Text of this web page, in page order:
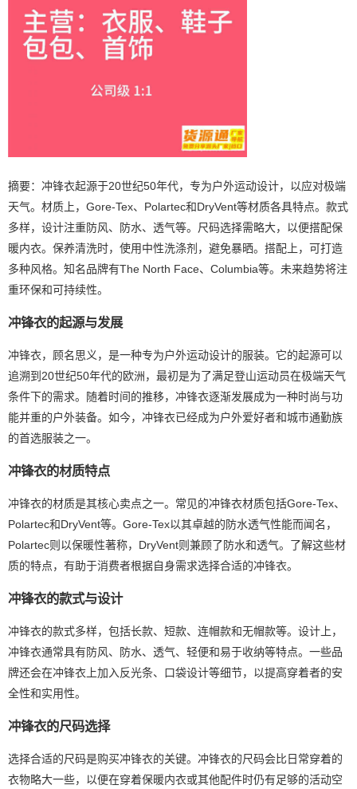
摘要：冲锋衣起源于20世纪50年代，专为户外运动设计，以应对极端
天气。材质上，Gore-Tex、Polartec和DryVent等材质各具特点。款式
多样，设计注重防风、防水、透气等。尺码选择需略大，以便搭配保
暖内衣。保养清洗时，使用中性洗涤剂，避免暴晒。搭配上，可打造
多种风格。知名品牌有The North Face、Columbia等。未来趋势将注
重环保和可持续性。
冲锋衣的起源与发展
冲锋衣，顾名思义，是一种专为户外运动设计的服装。它的起源可以
追溯到20世纪50年代的欧洲，最初是为了满足登山运动员在极端天气
条件下的需求。随着时间的推移，冲锋衣逐渐发展成为一种时尚与功
能并重的户外装备。如今，冲锋衣已经成为户外爱好者和城市通勤族
的首选服装之一。
冲锋衣的材质特点
冲锋衣的材质是其核心卖点之一。常见的冲锋衣材质包括Gore-Tex、
Polartec和DryVent等。Gore-Tex以其卓越的防水透气性能而闻名，
Polartec则以保暖性著称，DryVent则兼顾了防水和透气。了解这些材
质的特点，有助于消费者根据自身需求选择合适的冲锋衣。
冲锋衣的款式与设计
冲锋衣的款式多样，包括长款、短款、连帽款和无帽款等。设计上，
冲锋衣通常具有防风、防水、透气、轻便和易于收纳等特点。一些品
牌还会在冲锋衣上加入反光条、口袋设计等细节，以提高穿着者的安
全性和实用性。
冲锋衣的尺码选择
选择合适的尺码是购买冲锋衣的关键。冲锋衣的尺码会比日常穿着的
衣物略大一些，以便在穿着保暖内衣或其他配件时仍有足够的活动空